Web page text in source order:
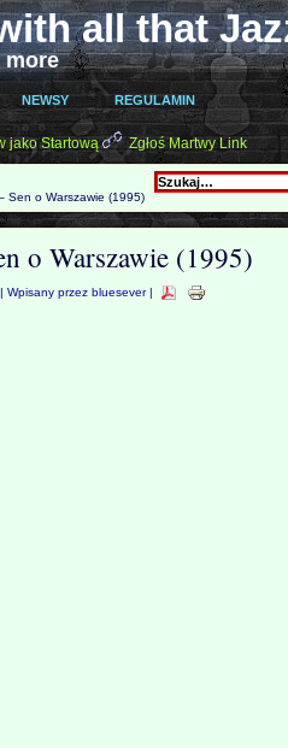
all that
more
NEWSY REGULAMIN
jako Startową Zgłoś Martwy Link
Sen o Warszawie (1995)
o Warszawie (1995)
Wpisany przez bluesever |